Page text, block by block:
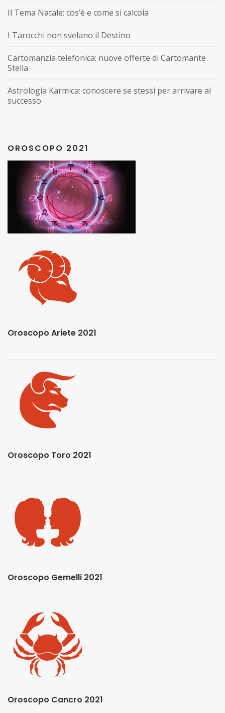
Il Tema Natale: cos’è e come si calcola
I Tarocchi non svelano il Destino
Cartomanzia telefonica: nuove offerte di Cartomante
Stella
Astrologia Karmica: conoscere se stessi per arrivare al
successo
OROSCOPO 2021
Oroscopo Ariete 2021
Oroscopo Toro 2021
Oroscopo Gemelli 2021
Oroscopo Cancro 2021